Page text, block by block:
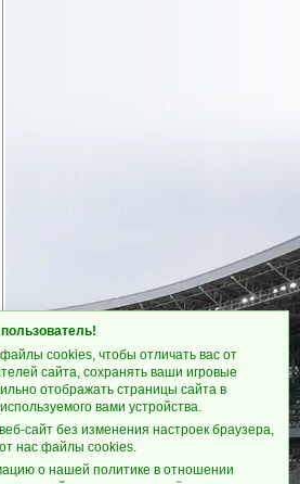
cookies, чтобы отличать вас от
сайта, сохранять ваши игровые
отображать страницы сайта в
вами устройства.
сайт без изменения настроек браузера,
нас файлы cookies.
о нашей политике в отношении